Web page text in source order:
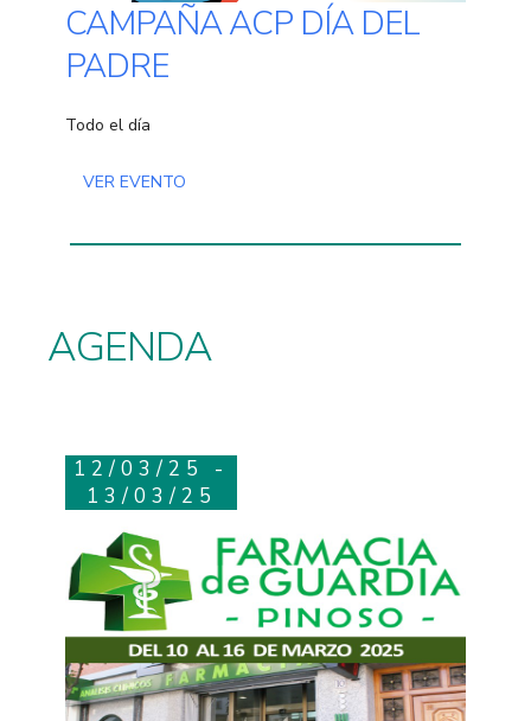
CAMPAÑA ACP DÍA DEL
PADRE
Todo el día
VER EVENTO
AGENDA
12/03/25 -
13/03/25